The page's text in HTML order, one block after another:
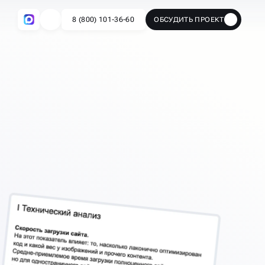
8 (800) 101-36-60 ОБСУДИТЬ ПРОЕКТ